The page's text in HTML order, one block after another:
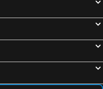
Kookis Village